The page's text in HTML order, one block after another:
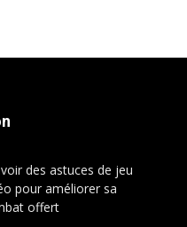
des astuces de jeu
pour améliorer sa
offert